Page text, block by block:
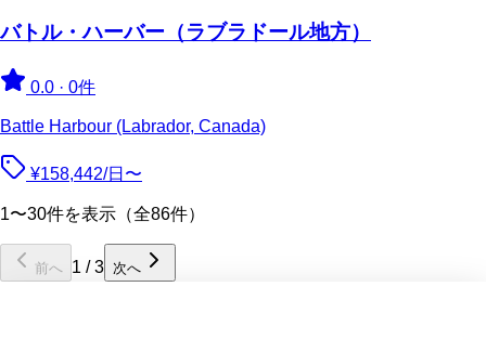
バトル・ハーバー（ラブラドール地方）
0.0 · 0件
Battle Harbour (Labrador, Canada)
¥158,442/日〜
1〜30件を表示（全86件）
前へ 1 /3 次へ